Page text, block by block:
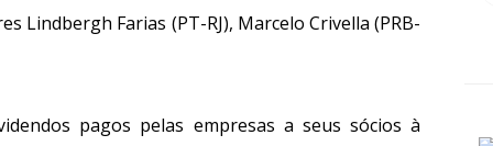
Lindbergh Farias (PT-RJ), Marcelo Crivella (PRB-
pagos pelas empresas a seus sócios à